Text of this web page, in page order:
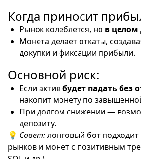
Когда приносит
Рынок колеблется, но в целом
Монета делает откаты,
докупки и фиксации прибыли.
Основной риск:
Если активбудет падать без
накопит монету по
При долгом снижении —
депозиту.
💡 Совет:лонговый бот
рынков и монет с позитивным